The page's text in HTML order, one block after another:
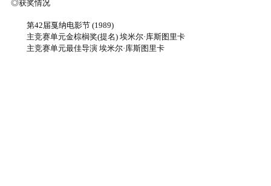
◎获奖情况
第42届戛纳电影节 (1989)
主竞赛单元金棕榈奖(提名) 埃米尔·库斯图里卡
主竞赛单元最佳导演 埃米尔·库斯图里卡